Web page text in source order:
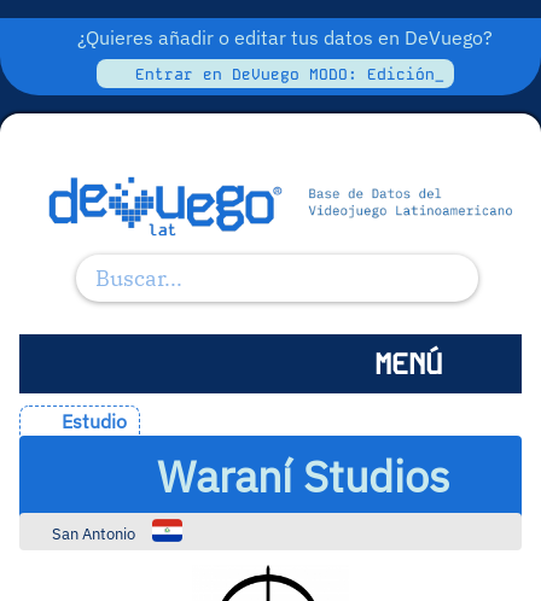
¿Quieres añadir o editar tus datos en DeVuego?
Entrar en DeVuego MODO: Edición_
MENÚ
Estudio
Waraní Studios
San Antonio